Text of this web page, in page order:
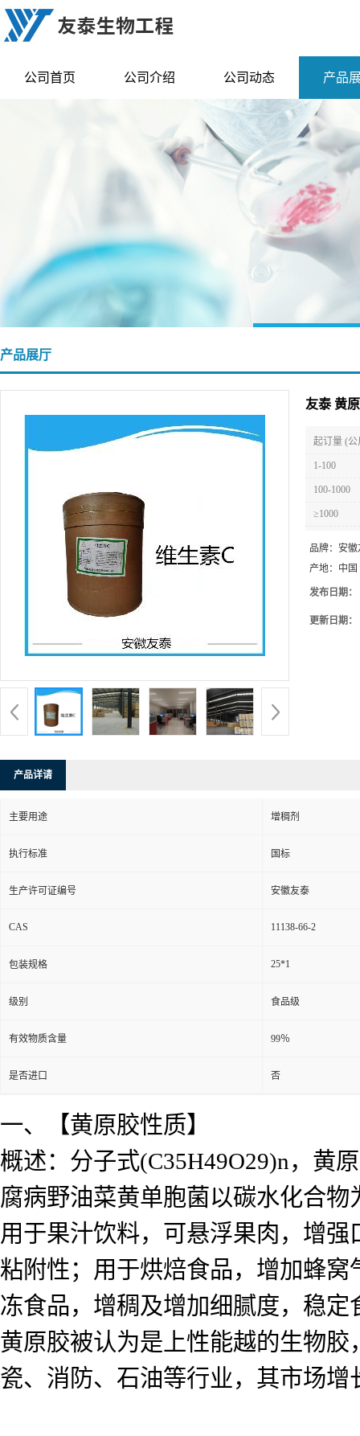
公司首页 公司介绍 公司动态 产品
产品展厅
友泰 黄
起订量 (公
1-100
100-1000
≥1000
品牌： 安徽
产地： 中国
发布日期：
更新日期：
产品详请
主要用途 增稠剂
执行标准 国标
生产许可证编号 安徽友泰
CAS 11138-66-2
包装规格 25*1
级别 食品级
有效物质含量 99％
是否进口 否
一、【黄原胶性质】
概述：分子式(C35H49O29)n，黄
腐病野油菜黄单胞菌以碳水化合
用于果汁饮料，可悬浮果肉，增
粘附性；用于烘焙食品，增加蜂
冻食品，增稠及增加细腻度，稳
黄原胶被认为是上性能越的生物
瓷、消防、石油等行业，其市场